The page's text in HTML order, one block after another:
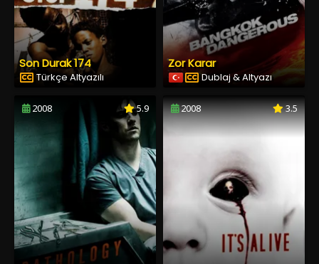
Son Durak 174
Türkçe Altyazılı
Zor Karar
Dublaj & Altyazı
2008 5.9 2008 3.5